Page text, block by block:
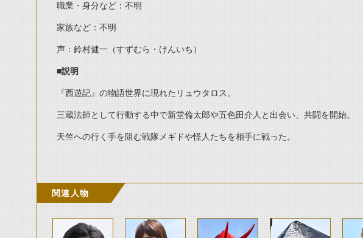
職業・身分など：不明
家族など：不明
声：鈴村健一（すずむら・けんいち）
■説明
『西遊記』の物語世界に現れたリュウタロス。
三蔵法師として行動する中で新堂倫太郎や五色田介人と出会い、共闘を開始。
天竺への行く手を阻む戦隊メギドや怪人たちを相手に戦った。
関連人物